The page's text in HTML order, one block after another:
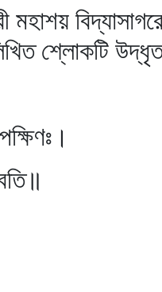
মহাশয়
শ্লোকটি